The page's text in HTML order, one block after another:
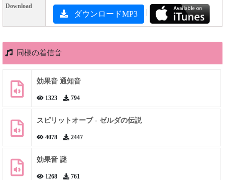
Download
ダウンロードMP3 |
同様の着信音
効果音 通知音
1323 794
スピリットオーブ - ゼルダの伝説
4078 2447
効果音 謎
1268 761